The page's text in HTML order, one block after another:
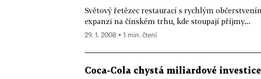
Světový řetězec restaurací s rychlým
expanzi na čínském trhu, kde stoupají příjmy...
29. 1. 2008 ▪ 1 min. čtení
Coca-Cola chystá miliardové